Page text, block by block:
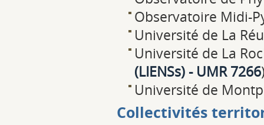
Observatoire Midi-
Université de La
Université de La
(LIENSs) - UMR 7266
Université de
Collectivités